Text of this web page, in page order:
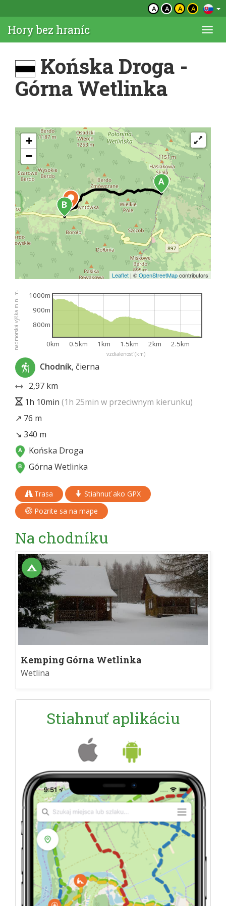
A A A A
Hory bez hraníc
Końska Droga -
Górna Wetlinka
+
−
Leaflet | ©OpenStreetMapcontributors
vzdialenosť (km)
nadmorská výška m n. m. 0km 0.5km 1km 1.5km 2km 2.5km
800m
900m
1000m
Chodník, čierna
2,97 km
1h 10min (1h 25min w przeciwnym kierunku)
↗ 76 m
↘ 340 m
Końska Droga
Górna Wetlinka
Trasa
Stiahnuť ako GPX
Pozrite sa na mape
Na chodníku
Kemping Górna Wetlinka
Wetlina
Stiahnuť aplikáciu